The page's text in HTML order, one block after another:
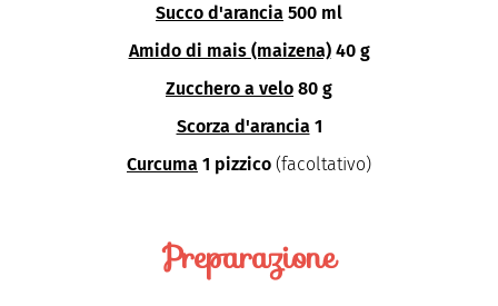
Succo d'arancia 500 ml
Amido di mais (maizena) 40 g
Zucchero a velo 80 g
Scorza d'arancia 1
Curcuma 1 pizzico (facoltativo)
Preparazione